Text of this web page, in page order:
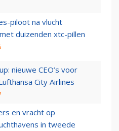
piloot na vlucht
duizenden xtc-pillen
nieuwe CEO’s voor
City Airlines
en vracht op
in tweede